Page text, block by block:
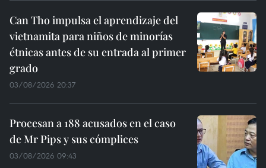
Can Tho impulsa el aprendizaje del
vietnamita para niños de minorías
étnicas antes de su entrada al primer
grado
03/08/2026 20:37
Procesan a 188 acusados en el caso
de Mr Pips y sus cómplices
03/08/2026 09:43